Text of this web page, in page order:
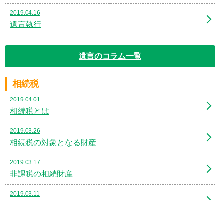
2019.04.16
遺言執行
遺言のコラム一覧
相続税
2019.04.01
相続税とは
2019.03.26
相続税の対象となる財産
2019.03.17
非課税の相続財産
2019.03.11